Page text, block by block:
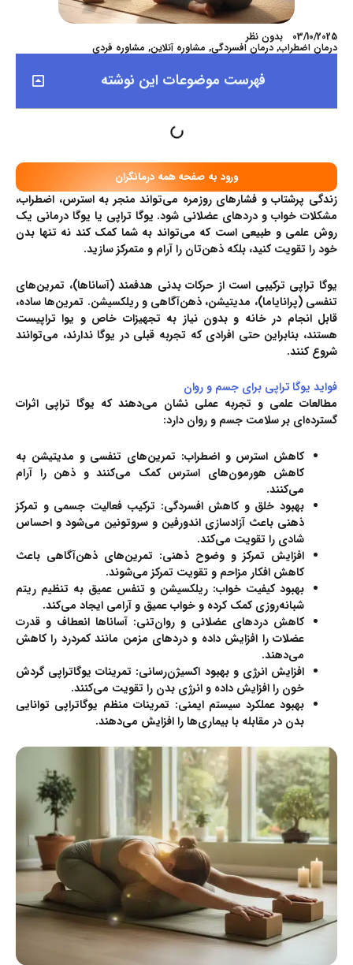
03/10/2025 بدون نظر
درمان اضطراب, درمان افسردگی, مشاوره آنلاین, مشاوره فردی
فهرست موضوعات این نوشته
ورود به صفحه همه درمانگران
زندگی پرشتاب و فشارهای روزمره می‌تواند منجر به استرس، اضطراب،
مشکلات خواب و دردهای عضلانی شود. یوگا تراپی یا یوگا درمانی یک
روش علمی و طبیعی است که می‌تواند به شما کمک کند نه تنها بدن
خود را تقویت کنید، بلکه ذهن‌تان را آرام و متمرکز سازید.
یوگا تراپی ترکیبی است از حرکات بدنی هدفمند (آساناها)، تمرین‌های
تنفسی (پرانایاما)، مدیتیشن، ذهن‌آگاهی و ریلکسیشن. تمرین‌ها ساده،
قابل انجام در خانه و بدون نیاز به تجهیزات خاص و یوا تراپیست
هستند، بنابراین حتی افرادی که تجربه قبلی در یوگا ندارند، می‌توانند
شروع کنند.
فواید یوگا تراپی برای جسم و روان
مطالعات علمی و تجربه عملی نشان می‌دهند که یوگا تراپی اثرات
گسترده‌ای بر سلامت جسم و روان دارد:
کاهش استرس و اضطراب: تمرین‌های تنفسی و مدیتیشن به
کاهش هورمون‌های استرس کمک می‌کنند و ذهن را آرام
می‌کنند.
بهبود خلق و کاهش افسردگی: ترکیب فعالیت جسمی و تمرکز
ذهنی باعث آزادسازی اندورفین و سروتونین می‌شود و احساس
شادی را تقویت می‌کند.
افزایش تمرکز و وضوح ذهنی: تمرین‌های ذهن‌آگاهی باعث
کاهش افکار مزاحم و تقویت تمرکز می‌شوند.
بهبود کیفیت خواب: ریلکسیشن و تنفس عمیق به تنظیم ریتم
شبانه‌روزی کمک کرده و خواب عمیق و آرامی ایجاد می‌کند.
کاهش دردهای عضلانی و روان‌تنی: آساناها انعطاف و قدرت
عضلات را افزایش داده و دردهای مزمن مانند کمردرد را کاهش
می‌دهند.
افزایش انرژی و بهبود اکسیژن‌رسانی: تمرینات یوگاتراپی گردش
خون را افزایش داده و انرژی بدن را تقویت می‌کنند.
بهبود عملکرد سیستم ایمنی: تمرینات منظم یوگاتراپی توانایی
بدن در مقابله با بیماری‌ها را افزایش می‌دهند.